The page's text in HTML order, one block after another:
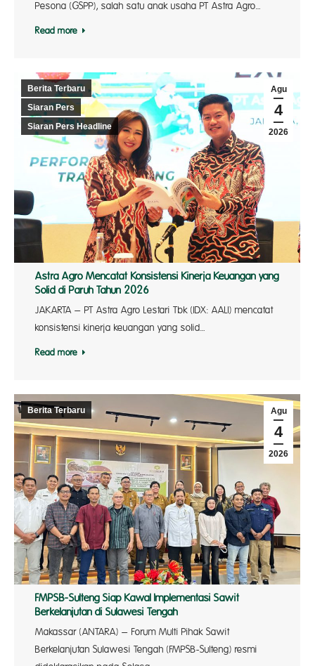
Pesona (GSPP), salah satu anak usaha PT Astra Agro…
Read more
Agu
4
2026
Berita Terbaru
Siaran Pers
Siaran Pers Headline
Astra Agro Mencatat Konsistensi Kinerja Keuangan yang
Solid di Paruh Tahun 2026
JAKARTA – PT Astra Agro Lestari Tbk (IDX: AALI) mencatat
konsistensi kinerja keuangan yang solid…
Read more
Agu
4
2026
Berita Terbaru
FMPSB-Sulteng Siap Kawal Implementasi Sawit
Berkelanjutan di Sulawesi Tengah
Makassar (ANTARA) – Forum Multi Pihak Sawit
Berkelanjutan Sulawesi Tengah (FMPSB-Sulteng) resmi